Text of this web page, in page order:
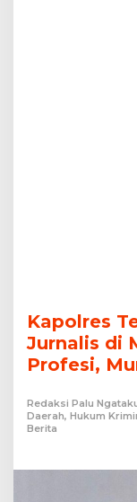
Kapolres
Jurnalis di
Profesi,
Redaksi Palu
Daerah, Hukum
Berita